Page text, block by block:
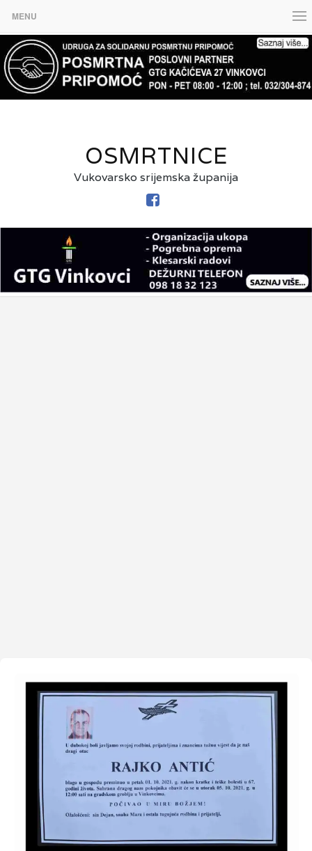
MENU
OSMRTNICE
Vukovarsko srijemska županija